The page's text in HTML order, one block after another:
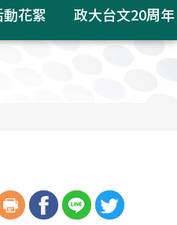
動花絮 政大台文20周年